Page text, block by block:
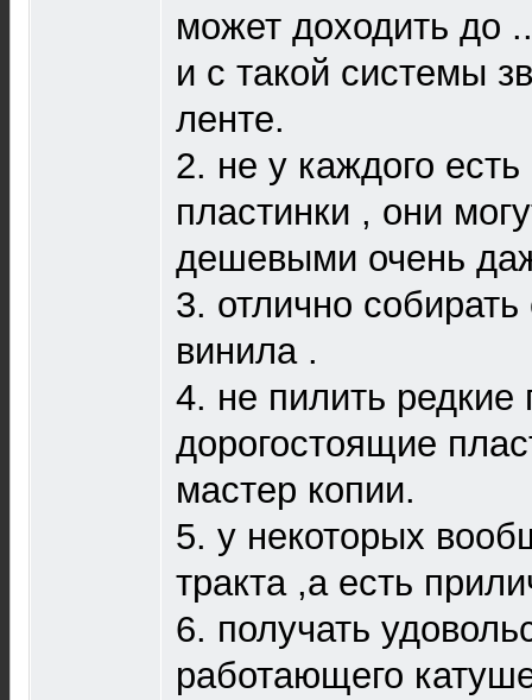
может доходить до
и с такой системы
ленте.
2. не у каждого
пластинки , они
дешевыми очень
3. отлично
винила .
4. не пилить
дорогостоящие
мастер копии.
5. у некоторых
тракта ,а есть
6. получать
работающего